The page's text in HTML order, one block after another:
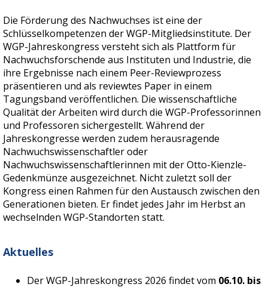
Die Förderung des Nachwuchses ist eine der
Schlüsselkompetenzen der WGP-Mitgliedsinstitute. Der
WGP-Jahreskongress versteht sich als Plattform für
Nachwuchsforschende aus Instituten und Industrie, die
ihre Ergebnisse nach einem Peer-Reviewprozess
präsentieren und als reviewtes Paper in einem
Tagungsband veröffentlichen. Die wissenschaftliche
Qualität der Arbeiten wird durch die WGP-Professorinnen
und Professoren sichergestellt. Während der
Jahreskongresse werden zudem herausragende
Nachwuchswissenschaftler oder
Nachwuchswissenschaftlerinnen mit der Otto-Kienzle-
Gedenkmünze ausgezeichnet. Nicht zuletzt soll der
Kongress einen Rahmen für den Austausch zwischen den
Generationen bieten. Er findet jedes Jahr im Herbst an
wechselnden WGP-Standorten statt.
Aktuelles
Der WGP-Jahreskongress 2026 findet vom 06.10. bis